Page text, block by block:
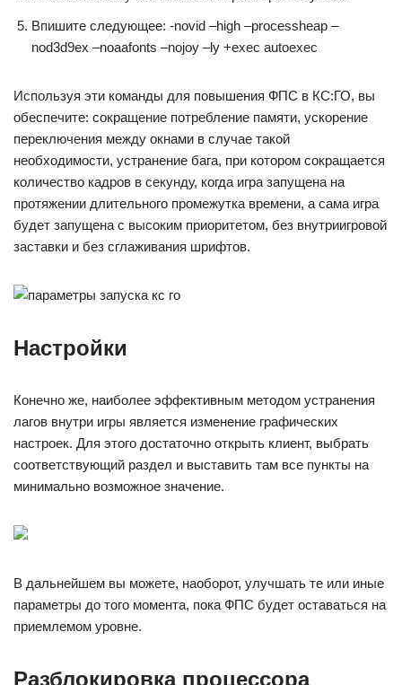
Впишите следующее: -novid –high –processheap –
nod3d9ex –noaafonts –nojoy –ly +exec autoexec
Используя эти команды для повышения ФПС в КС:ГО, вы
обеспечите: сокращение потребление памяти, ускорение
переключения между окнами в случае такой
необходимости, устранение бага, при котором сокращается
количество кадров в секунду, когда игра запущена на
протяжении длительного промежутка времени, а сама игра
будет запущена с высоким приоритетом, без внутриигровой
заставки и без сглаживания шрифтов.
Настройки
Конечно же, наиболее эффективным методом устранения
лагов внутри игры является изменение графических
настроек. Для этого достаточно открыть клиент, выбрать
соответствующий раздел и выставить там все пункты на
минимально возможное значение.
В дальнейшем вы можете, наоборот, улучшать те или иные
параметры до того момента, пока ФПС будет оставаться на
приемлемом уровне.
Разблокировка процессора